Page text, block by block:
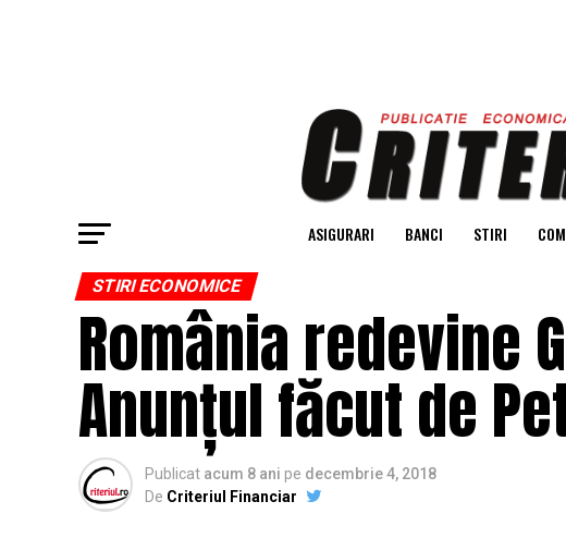
ASIGURARI BANCI STIRI
STIRI ECONOMICE
România redevine
Anunțul făcut de
Publicat acum 8 ani pe decembrie 4, 2018
De Criteriul Financiar